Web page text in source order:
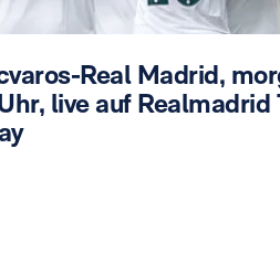
Real Madrid,
live auf Realmadrid